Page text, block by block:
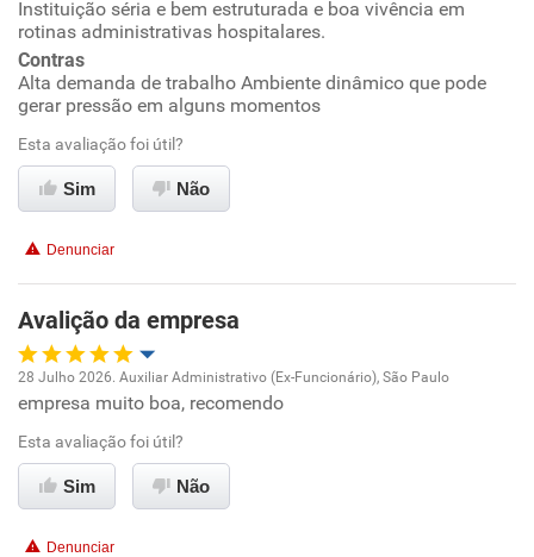
Recomenda esta empresa
Recomenda a diretoria
Instituição séria e bem estruturada e boa vivência em
rotinas administrativas hospitalares.
Contras
Alta demanda de trabalho Ambiente dinâmico que pode
gerar pressão em alguns momentos
Esta avaliação foi útil?
Sim Não
Denunciar
Avalição da empresa
Oportunidade de promoção
Ambiente de trabalho
28 Julho 2026. Auxiliar Administrativo (Ex-Funcionário), São Paulo
empresa muito boa, recomendo
Esta avaliação foi útil?
Sim Não
Denunciar